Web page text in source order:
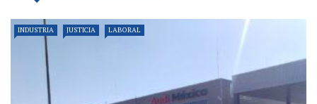
INDUSTRIA JUSTICIA LABORAL